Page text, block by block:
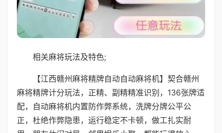
相关麻将玩法及特色;
【江西赣州麻将精牌自动自动麻将机】契合赣州
麻将精牌计分玩法，正精、副精精准识别，136张牌适
配，自动麻将机内置防作弊系统，洗牌分牌公平公
正，杜绝作弊隐患，运行稳定不卡顿，做工扎实耐